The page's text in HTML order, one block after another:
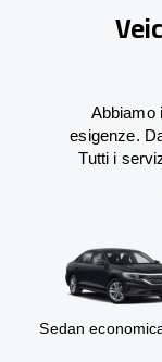
Abbiamo
esigenze.
Tutti i
Sedan